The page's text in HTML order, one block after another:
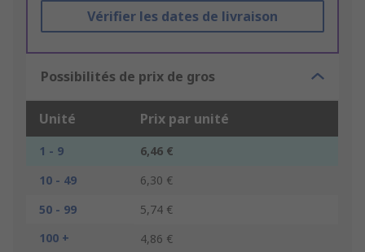
Vérifier les dates de livraison
Possibilités de prix de gros
Unité Prix par unité
1 - 9
6,46 €
10 - 49
6,30 €
50 - 99
5,74 €
100 +
4,86 €